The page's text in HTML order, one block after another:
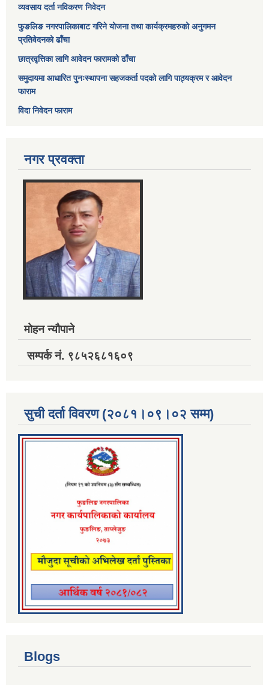
व्यवसाय दर्ता नविकरण निवेदन
फुङलिङ नगरपालिकाबाट गरिने योजना तथा कार्यक्रमहरुको अनुगमन
प्रतिवेदनको ढाँचा
छात्रवृत्तिका लागि आवेदन फारामको ढाँचा
समुदायमा आधारित पुनःस्थापना सहजकर्ता पदको लागि पाठ्यक्रम र आवेदन
फाराम
विदा निवेदन फाराम
नगर प्रवक्ता
मोहन न्यौपाने
सम्पर्क नं. ९८५२६८१६०९
सुची दर्ता विवरण (२०८१।०९।०२ सम्म)
Blogs